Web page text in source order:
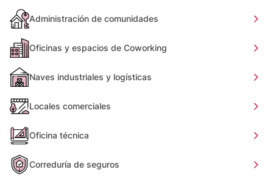
Administración de comunidades
Oficinas y espacios de Coworking
Naves industriales y logísticas
Locales comerciales
Oficina técnica
Correduría de seguros